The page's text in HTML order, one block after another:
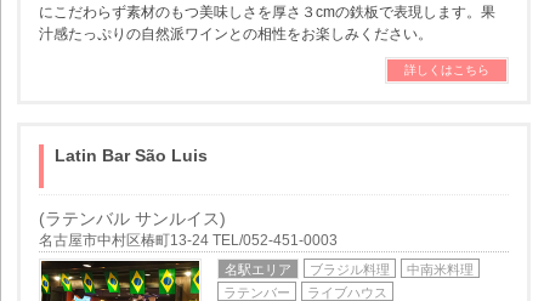
にこだわらず素材のもつ美味しさを厚さ３cmの鉄板で表現します。果
汁感たっぷりの自然派ワインとの相性をお楽しみください。
詳しくはこちら
Latin Bar São Luis
(ラテンバル サンルイス)
名古屋市中村区椿町13-24 TEL/052-451-0003
名駅エリア ブラジル料理
中南米料理
ラテンバー
ライブハウス